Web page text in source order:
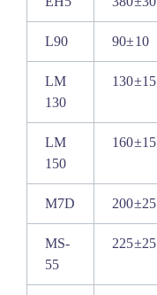
L90 90±10
LM
130
130±15
LM
150
160±15
M7D 200±25
MS-
55
225±25